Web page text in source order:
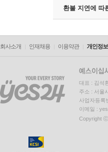
환불 지연에 따
회사소개 인재채용 이용약관 개인정
대표 : 김석
주소 : 서울
사업자등록
이메일 :
Copyright ⓒ